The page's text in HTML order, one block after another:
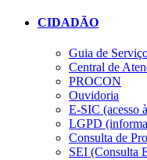
CIDADÃO
Guia de
Central de
PROCON
Ouvidoria
E-SIC (acesso
LGPD
Consulta de
SEI (Consulta